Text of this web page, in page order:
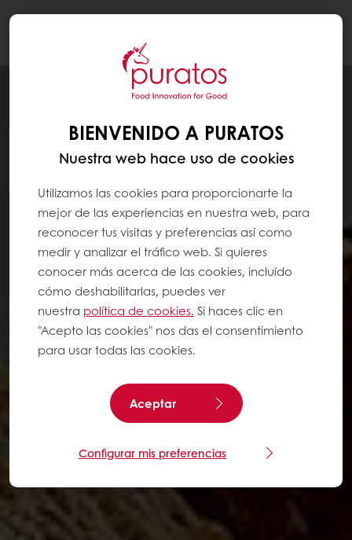
BIENVENIDO A PURATOS
Nuestra web hace uso de cookies
Utilizamos las cookies para proporcionarte la
mejor de las experiencias en nuestra web, para
reconocer tus visitas y preferencias así como
medir y analizar el tráfico web. Si quieres
conocer más acerca de las cookies, incluído
cómo deshabilitarlas, puedes ver
nuestra política de cookies. Si haces clic en
"Acepto las cookies" nos das el consentimiento
para usar todas las cookies.
Aceptar
Configurar mis preferencias